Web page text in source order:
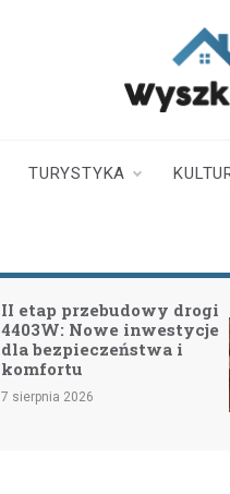
TURYSTYKA
II etap przebudowy drogi
4403W: Nowe inwestycje
dla bezpieczeństwa i
komfortu
7 sierpnia 2026